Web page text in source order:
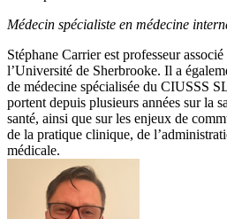
Médecin spécialiste en médecine
Stéphane Carrier est professeur
l’Université de Sherbrooke. Il a
de médecine spécialisée du CIUSSS
portent depuis plusieurs années sur la
santé, ainsi que sur les enjeux de
de la pratique clinique, de
médicale.